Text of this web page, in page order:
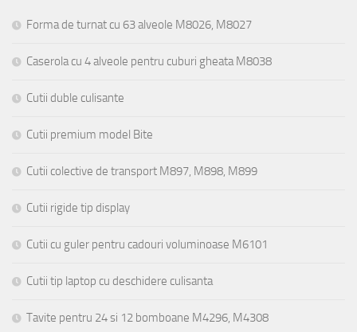
Forma de turnat cu 63 alveole M8026, M8027
Caserola cu 4 alveole pentru cuburi gheata M8038
Cutii duble culisante
Cutii premium model Bite
Cutii colective de transport M897, M898, M899
Cutii rigide tip display
Cutii cu guler pentru cadouri voluminoase M6101
Cutii tip laptop cu deschidere culisanta
Tavite pentru 24 si 12 bomboane M4296, M4308